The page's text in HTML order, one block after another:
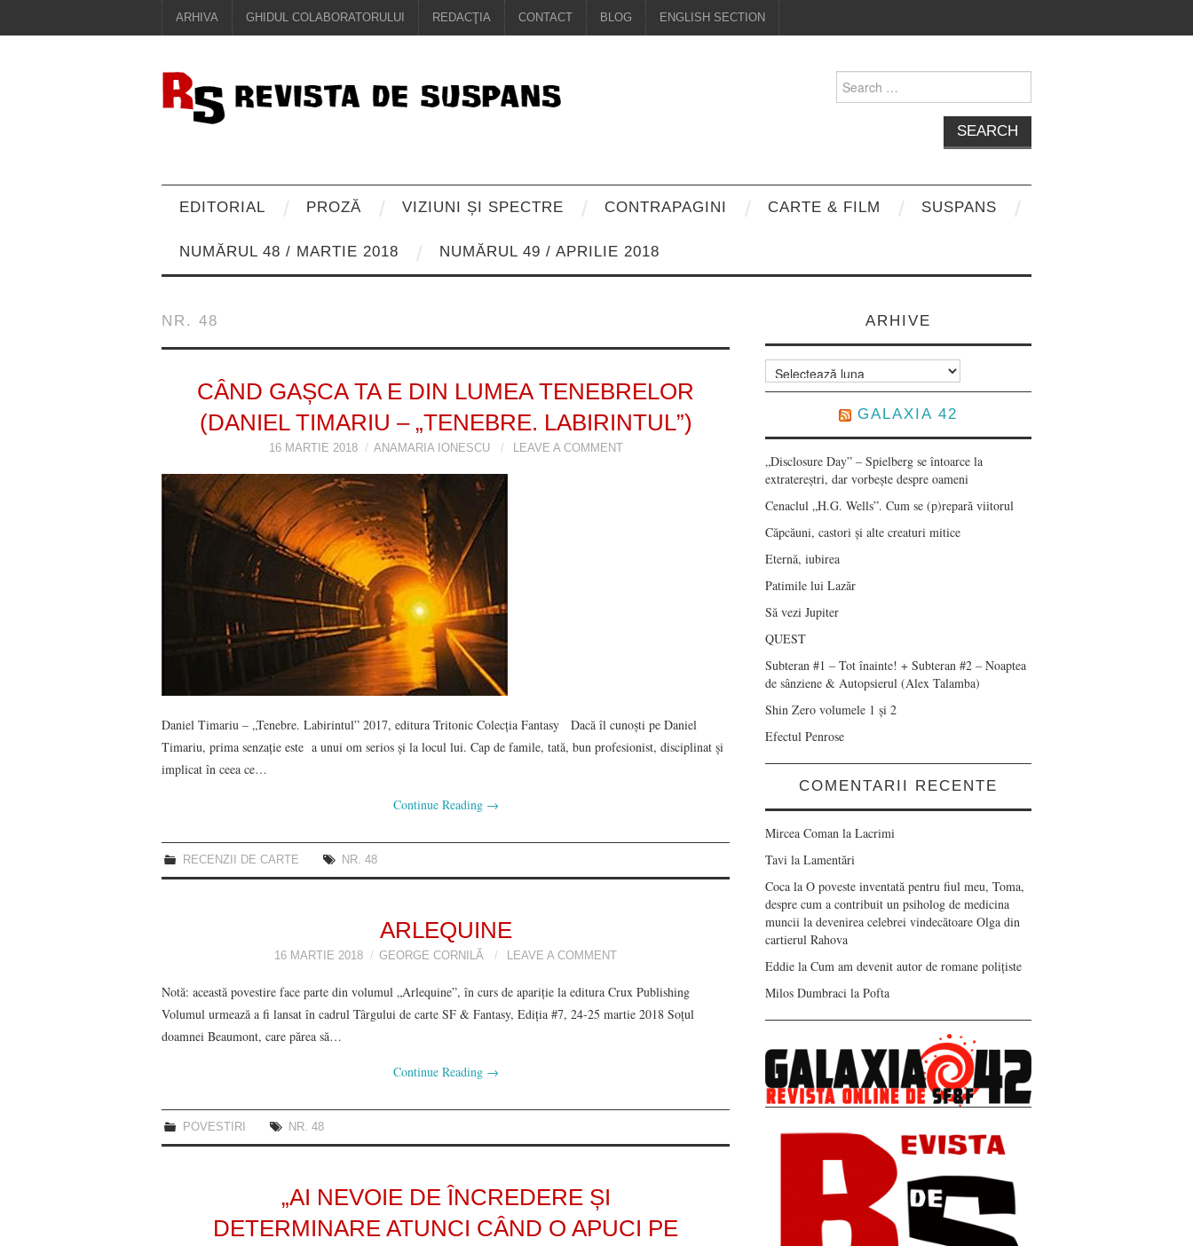
ARHIVA GHIDUL COLABORATORULUI REDACŢIA CONTACT BLOG ENGLISH SECTION
Search
for:
EDITORIAL PROZĂ VIZIUNI ȘI SPECTRE CONTRAPAGINI CARTE & FILM SUSPANS
NUMĂRUL 48 / MARTIE 2018 NUMĂRUL 49 / APRILIE 2018
NR. 48
CÂND GAȘCA TA E DIN LUMEA TENEBRELOR
(DANIEL TIMARIU – „TENEBRE. LABIRINTUL”)
16 MARTIE 2018 ANAMARIA IONESCU LEAVE A COMMENT
Daniel Timariu – „Tenebre. Labirintul” 2017, editura Tritonic Colecția Fantasy Dacă îl cunoști pe Daniel
Timariu, prima senzație este a unui om serios și la locul lui. Cap de famile, tată, bun profesionist, disciplinat și
implicat în ceea ce…
Continue Reading →
RECENZII DE CARTE NR. 48
ARLEQUINE
16 MARTIE 2018 GEORGE CORNILĂ LEAVE A COMMENT
Notă: această povestire face parte din volumul „Arlequine”, în curs de apariție la editura Crux Publishing
Volumul urmează a fi lansat în cadrul Târgului de carte SF & Fantasy, Ediția #7, 24-25 martie 2018 Soțul
doamnei Beaumont, care părea să…
Continue Reading →
POVESTIRI NR. 48
„AI NEVOIE DE ÎNCREDERE ȘI
DETERMINARE ATUNCI CÂND O APUCI PE
ARHIVE
Arhive
GALAXIA 42
„Disclosure Day” – Spielberg se întoarce la
extratereștri, dar vorbește despre oameni
Cenaclul „H.G. Wells”. Cum se (p)repară viitorul
Căpcăuni, castori și alte creaturi mitice
Eternă, iubirea
Patimile lui Lazăr
Să vezi Jupiter
QUEST
Subteran #1 – Tot înainte! + Subteran #2 – Noaptea
de sânziene & Autopsierul (Alex Talamba)
Shin Zero volumele 1 și 2
Efectul Penrose
COMENTARII RECENTE
Mircea Coman la Lacrimi
Tavi la Lamentări
Coca la O poveste inventată pentru fiul meu, Toma,
despre cum a contribuit un psiholog de medicina
muncii la devenirea celebrei vindecătoare Olga din
cartierul Rahova
Eddie la Cum am devenit autor de romane polițiste
Milos Dumbraci la Pofta